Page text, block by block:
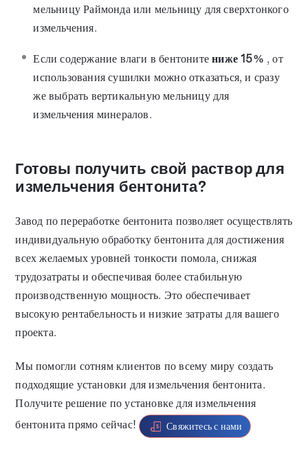
мельницу Раймонда или мельницу для сверхтонкого
измельчения.
Если содержание влаги в бентонитениже 15% , от
использования сушилки можно отказаться, и сразу
же выбрать вертикальную мельницу для
измельчения минералов.
Готовы получить свой раствор для
измельчения бентонита?
Завод по переработке бентонита позволяет осуществлять
индивидуальную обработку бентонита для достижения
всех желаемых уровней тонкости помола, снижая
трудозатраты и обеспечивая более стабильную
производственную мощность. Это обеспечивает
высокую рентабельность и низкие затраты для вашего
проекта.
Мы помогли сотням клиентов по всему миру создать
подходящие установки для измельчения бентонита.
Получите решение по установке для измельчения
бентонита прямо сейчас!
Свяжитесь с нами